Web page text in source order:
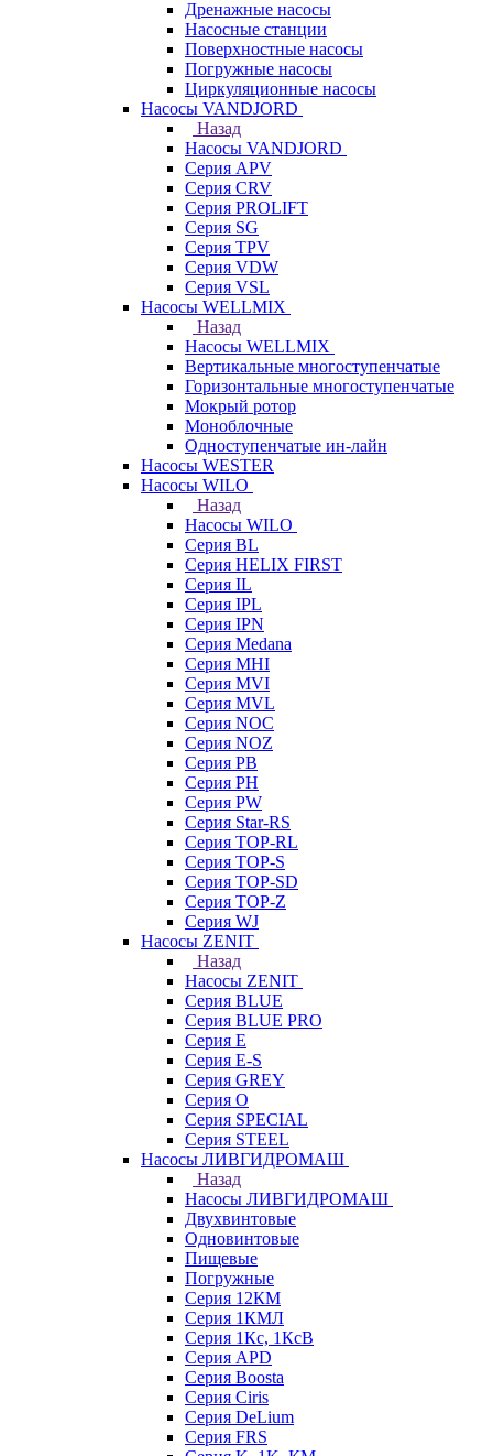
Дренажные насосы
Насосные станции
Поверхностные насосы
Погружные насосы
Циркуляционные насосы
Насосы VANDJORD
Назад
Насосы VANDJORD
Серия APV
Серия CRV
Серия PROLIFT
Серия SG
Серия TPV
Серия VDW
Серия VSL
Насосы WELLMIX
Назад
Насосы WELLMIX
Вертикальные многоступенчатые
Горизонтальные многоступенчатые
Мокрый ротор
Моноблочные
Одноступенчатые ин-лайн
Насосы WESTER
Насосы WILO
Назад
Насосы WILO
Серия BL
Серия HELIX FIRST
Серия IL
Серия IPL
Серия IPN
Серия Medana
Серия MHI
Серия MVI
Серия MVL
Серия NOC
Серия NOZ
Серия PB
Серия PH
Серия PW
Серия Star-RS
Серия TOP-RL
Серия TOP-S
Серия TOP-SD
Серия TOP-Z
Серия WJ
Насосы ZENIT
Назад
Насосы ZENIT
Серия BLUE
Серия BLUE PRO
Серия E
Серия E-S
Серия GREY
Серия O
Серия SPECIAL
Серия STEEL
Насосы ЛИВГИДРОМАШ
Назад
Насосы ЛИВГИДРОМАШ
Двухвинтовые
Одновинтовые
Пищевые
Погружные
Серия 12КМ
Серия 1КМЛ
Серия 1Кс, 1КсВ
Серия APD
Серия Boosta
Серия Ciris
Серия DeLium
Серия FRS